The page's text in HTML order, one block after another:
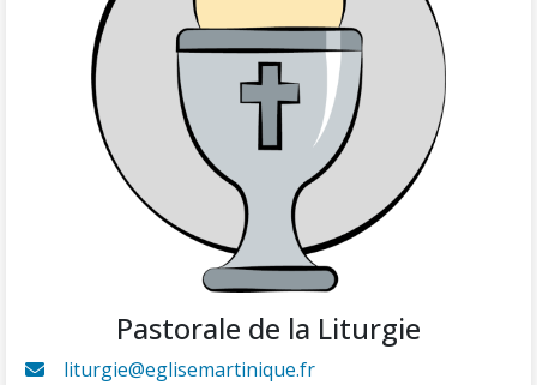
Pastorale de la Liturgie
liturgie@eglisemartinique.fr